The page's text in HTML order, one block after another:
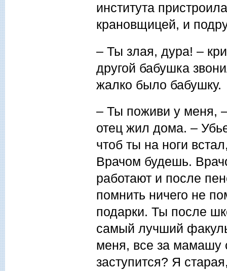
института
крановщицей, и
– Ты злая, дура! –
другой бабушка
жалко было бабушку.
– Ты поживи у меня,
отец жил дома. –
чтоб ты на ноги
Врачом будешь.
работают и после
помнить ничего не
подарки. Ты после
самый лучший
меня, все за мамашу
заступится? Я